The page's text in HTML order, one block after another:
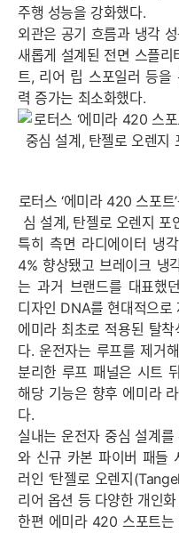
주행 성능을 강화했다.
외관은 공기 흐름과 냉각
새롭게 설계된 전면 스플리
트, 리어 립 스포일러 등을
력 증가는 최소화했다.
로터스 ‘에미라 420 스포
심 설계, 탄젤로 오렌지 포
특히 측면 라디에이터 냉
4% 향상됐고 브레이크 냉
는 과거 브랜드를 대표했
디자인 DNA를 현대적으로
에미라 최초로 적용된 탈
다. 운전자는 루프를 제거
분리한 루프 패널은 시트
해당 기능은 향후 에미라
다.
실내는 운전자 중심 설계
와 신규 카본 파이버 패들
러인 ‘탄젤로 오렌지
리어 옵션 등 다양한 개인
한편 에미라 420 스포트는